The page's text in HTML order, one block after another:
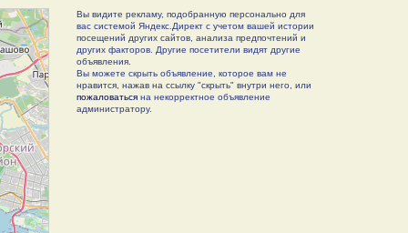
Вы видите рекламу, подобранную персонально для
вас системой Яндекс.Директ с учетом вашей истории
посещений других сайтов, анализа предпочтений и
других факторов. Другие посетители видят другие
объявления.
Вы можете скрыть объявление, которое вам не
нравится, нажав на ссылку "скрыть" внутри него, или
пожаловатьсяна некорректное объявление
администратору.